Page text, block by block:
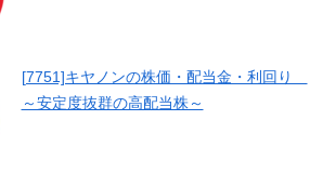
[7751]キヤノンの株価・配当金・利回り
～安定度抜群の高配当株～